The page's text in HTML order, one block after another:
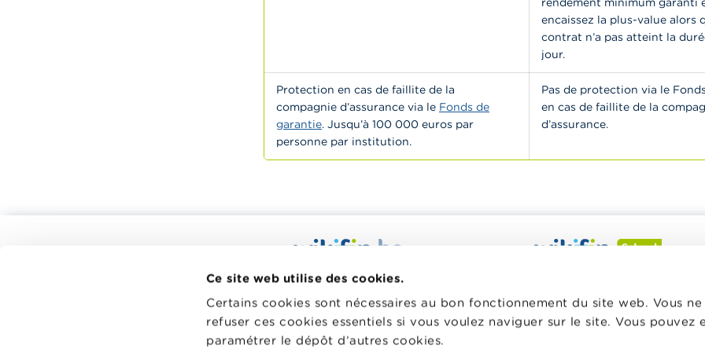
Ce site web utilise des cookies.
Certains cookies sont nécessaires au bon fonctionnement du site web. Vous
refuser ces cookies essentiels si vous voulez naviguer sur le site. Vous pouvez
paramétrer le dépôt d’autres cookies.
encaissez la plus-value alors
contrat n’a pas atteint la
jour.
Protection en cas de faillite de la
compagnie d’assurance via le Fonds de
garantie. Jusqu’à 100 000 euros par
personne par institution.
Pas de protection via le
en cas de faillite de la
d’assurance.
Wikifin.be veut vous aider dans vos
à votre disposition une information
indépendante, fiable et pratique. Il est
sans aucun lien avec les acteurs
pédagogique varié et des
les aider à faire de l’éducation